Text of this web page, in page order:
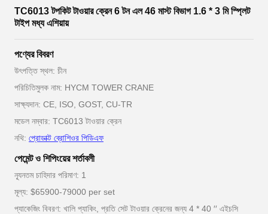
TC6013 টপকিট টাওয়ার ক্রেন 6 টন এল 46 মাস্ট বিভাগ 1.6 * 3 মি স্প্লিট
টাইপ মধ্য এশিয়ায়
পণ্যের বিবরণ
উৎপত্তি স্থল: চীন
পরিচিতিমুলক নাম: HYCM TOWER CRANE
সাক্ষ্যদান: CE, ISO, GOST, CU-TR
মডেল নম্বার: TC6013 টাওয়ার ক্রেন
নথি: প্রোডাক্ট ব্রোশিওর পিডিএফ
পেমেন্ট ও শিপিংয়ের শর্তাবলী
ন্যূনতম চাহিদার পরিমাণ: 1
মূল্য: $65900-79000 per set
প্যাকেজিং বিবরণ: খালি প্যাকিং, প্রতি সেট টাওয়ার ক্রেনের জন্য 4 * 40 ′′ এইচসি